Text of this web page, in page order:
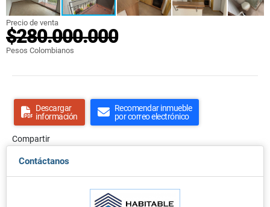
Precio de venta
$280.000.000
Pesos Colombianos
Descargar
información
Recomendar inmueble
por correo electrónico
Compartir
Contáctanos